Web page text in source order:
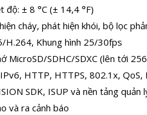
độ: ± 8 °C (± 14,4 °F)
cháy, phát hiện khói, bộ lọc
H.264, Khung hình 25/30fps
MicroSD/SDHC/SDXC (lên tới
HTTP, HTTPS, 802.1x, QoS,
SDK, ISUP và nền tảng
và ra cảnh báo